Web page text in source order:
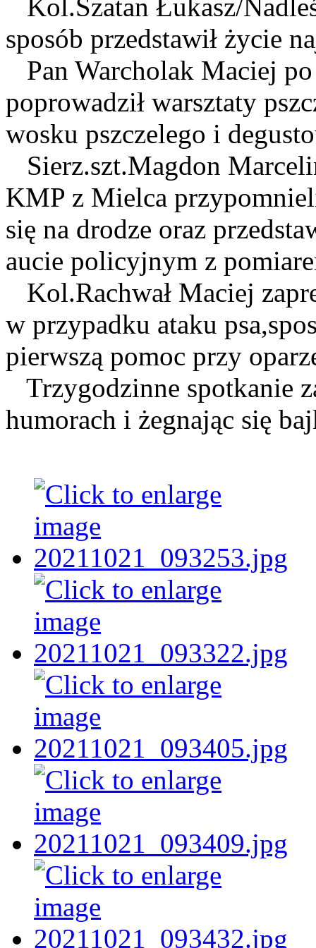
Kol.Szatan Łukasz/
sposób przedstawił życie
Pan Warcholak Maciej
poprowadził warsztaty
wosku pszczelego i
Sierz.szt.Magdon
KMP z Mielca
się na drodze oraz
aucie policyjnym z
Kol.Rachwał Maciej
w przypadku ataku
pierwszą pomoc przy
Trzygodzinne spotkanie
humorach i żegnając się